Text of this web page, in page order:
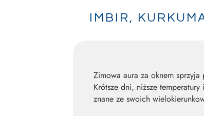
IMBIR,
Zimowa aura za oknem
Krótsze dni, niższe
znane ze swoich